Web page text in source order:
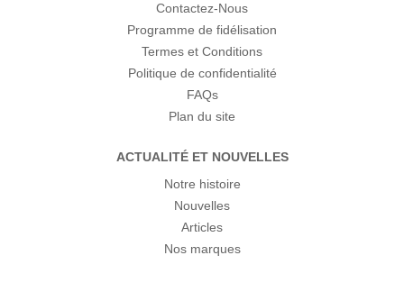
Contactez-Nous
Programme de fidélisation
Termes et Conditions
Politique de confidentialité
FAQs
Plan du site
ACTUALITÉ ET NOUVELLES
Notre histoire
Nouvelles
Articles
Nos marques